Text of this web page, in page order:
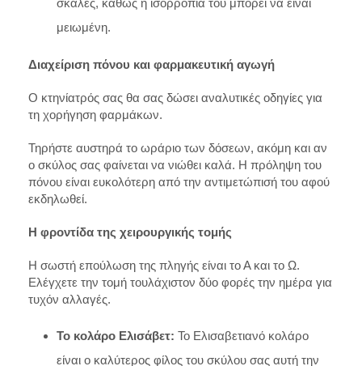
σκάλες, καθώς η ισορροπία του μπορεί να είναι
μειωμένη.
Διαχείριση πόνου και φαρμακευτική αγωγή
Ο κτηνίατρός σας θα σας δώσει αναλυτικές οδηγίες για
τη χορήγηση φαρμάκων.
Τηρήστε αυστηρά το ωράριο των δόσεων, ακόμη και αν
ο σκύλος σας φαίνεται να νιώθει καλά. Η πρόληψη του
πόνου είναι ευκολότερη από την αντιμετώπισή του αφού
εκδηλωθεί.
Η φροντίδα της χειρουργικής τομής
Η σωστή επούλωση της πληγής είναι το Α και το Ω.
Ελέγχετε την τομή τουλάχιστον δύο φορές την ημέρα για
τυχόν αλλαγές.
Το κολάρο Ελισάβετ: Το Ελισαβετιανό κολάρο
είναι ο καλύτερος φίλος του σκύλου σας αυτή την